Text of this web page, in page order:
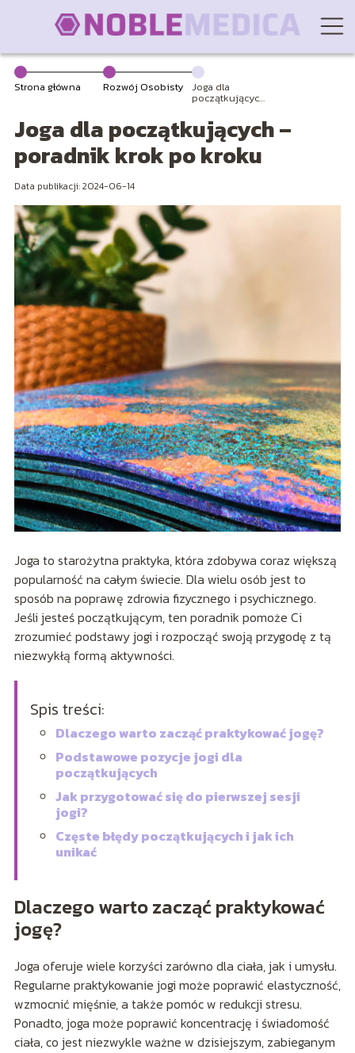
Strona główna Rozwój Osobisty Joga dla
początkujących
– poradnik krok
po kroku
Joga dla początkujących –
poradnik krok po kroku
Data publikacji: 2024-06-14
Joga to starożytna praktyka, która zdobywa coraz większą
popularność na całym świecie. Dla wielu osób jest to
sposób na poprawę zdrowia fizycznego i psychicznego.
Jeśli jesteś początkującym, ten poradnik pomoże Ci
zrozumieć podstawy jogi i rozpocząć swoją przygodę z tą
niezwykłą formą aktywności.
Spis treści:
Dlaczego warto zacząć praktykować jogę?
Podstawowe pozycje jogi dla
początkujących
Jak przygotować się do pierwszej sesji
jogi?
Częste błędy początkujących i jak ich
unikać
Dlaczego warto zacząć praktykować
jogę?
Joga oferuje wiele korzyści zarówno dla ciała, jak i umysłu.
Regularne praktykowanie jogi może poprawić elastyczność,
wzmocnić mięśnie, a także pomóc w redukcji stresu.
Ponadto, joga może poprawić koncentrację i świadomość
ciała, co jest niezwykle ważne w dzisiejszym, zabieganym